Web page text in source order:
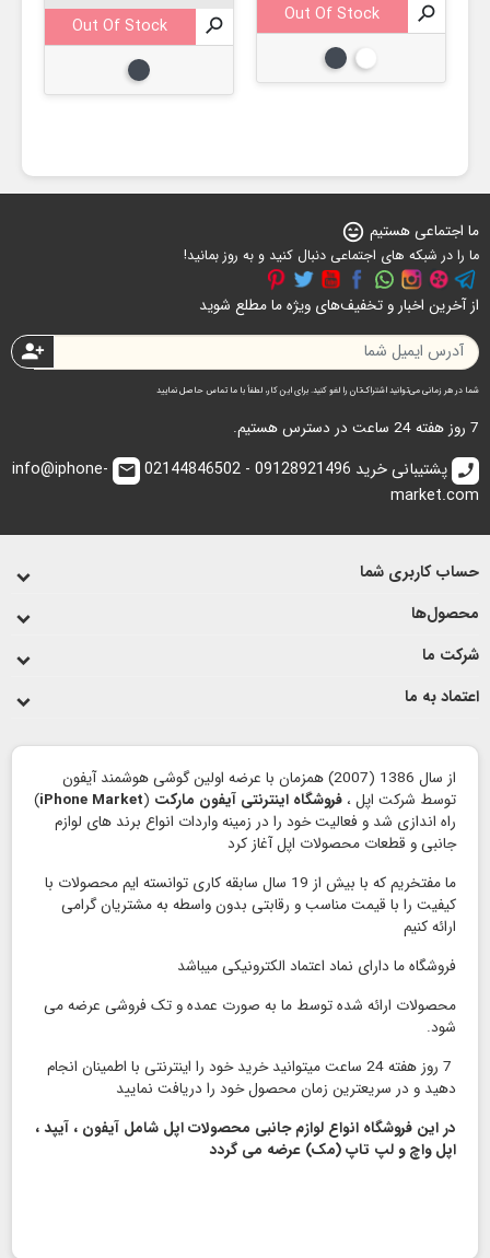

Out Of Stock
سفیدمشکی

Out Of Stock
مشکی
ما اجتماعی هستیم sentiment_very_satisfied
ما را در شبکه های اجتماعی دنبال کنید و به روز بمانید!
از آخرین اخبار و تخفیف‌های ویژه ما مطلع شوید
person_add
شما در هر زمانی می‌توانید اشتراک‌تان را لغو کنید. برای این کار، لطفاً با ما تماس حاصل نمایید
7 روز هفته 24 ساعت در دسترس هستیم.
call پشتیبانی خرید 09128921496 - 02144846502 email
info@iphone-
market.com
حساب کاربری شما
محصول‌ها
شرکت ما
اعتماد به ما
از سال 1386 (2007) همزمان با عرضه اولین گوشی هوشمند آیفون
توسط شرکت اپل ، فروشگاه اینترنتی آیفون مارکت (
iPhone Market
)
راه اندازی شد و فعالیت خود را در زمینه واردات انواع برند های لوازم
جانبی و قطعات محصولات اپل آغاز کرد
ما مفتخریم که با بیش از 19 سال سابقه کاری توانسته ایم محصولات با
کیفیت را با قیمت مناسب و رقابتی بدون واسطه به مشتریان گرامی
ارائه کنیم
فروشگاه ما دارای نماد اعتماد الكترونیكی میباشد
محصولات ارائه شده توسط ما به صورت عمده و تک فروشی عرضه می
شود.
7 روز هفته 24 ساعت میتوانید خرید خود را اینترنتی با اطمینان انجام
دهید و در سریعترین زمان محصول خود را دریافت نمایید
در این فروشگاه انواع لوازم جانبی محصولات اپل شامل آیفون ، آیپد ،
اپل واچ و لپ تاپ (مک) عرضه می گردد